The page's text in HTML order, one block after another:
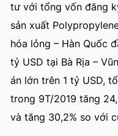
tư với tổng vốn đăng
sản xuất
hóa lỏng – Hàn Quốc
tỷ USD tại Bà Rịa –
án lớn trên 1 tỷ USD,
trong 9T/2019 tăng
và tăng 30,2% so với